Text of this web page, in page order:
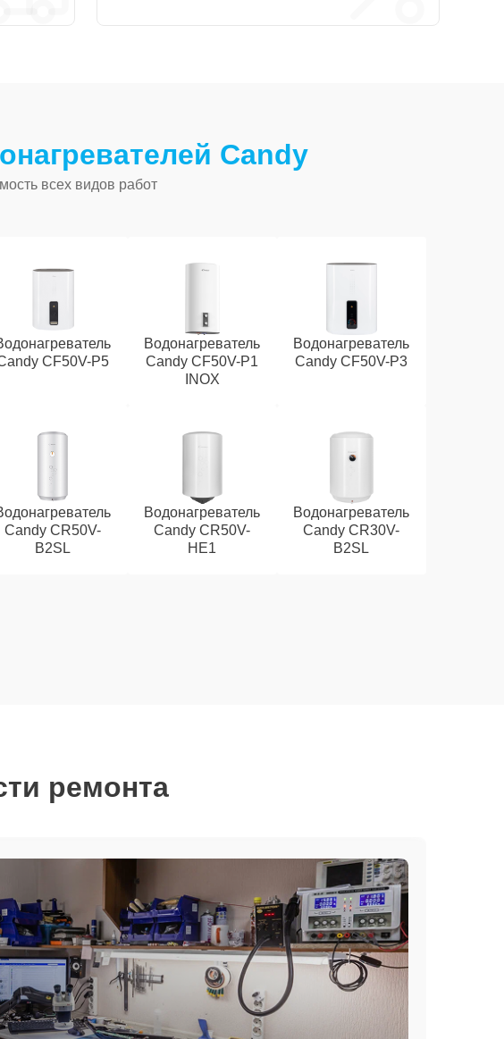
Candy
всех видов работ
CF50V-P5
Водонагреватель
Candy CF50V-P1
INOX
Водонагреватель
Candy CF50V-P3
Candy CR50V-
B2SL
Водонагреватель
Candy CR50V-
HE1
Водонагреватель
Candy CR30V-
B2SL
ремонта